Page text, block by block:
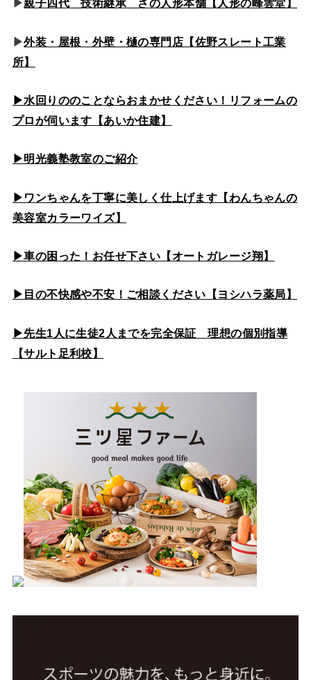
▶親子四代 技術継承 さの人形本舗【人形の峰雲堂】
▶外装・屋根・外壁・樋の専門店【佐野スレート工業
所】
▶水回りののことならおまかせください！リフォームの
プロが伺います【あいか住建】
▶明光義塾教室のご紹介
▶ワンちゃんを丁寧に美しく仕上げます【わんちゃんの
美容室カラーワイズ】
▶車の困った！お任せ下さい【オートガレージ翔】
▶目の不快感や不安！ご相談ください【ヨシハラ薬局】
▶先生1人に生徒2人までを完全保証 理想の個別指導
【サルト足利校】